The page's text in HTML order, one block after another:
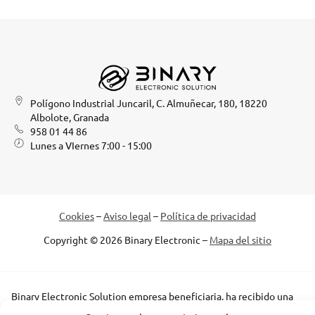
Polígono Industrial Juncaril, C. Almuñecar, 180, 18220
Albolote, Granada
958 01 44 86
Lunes a VIernes 7:00 - 15:00
Cookies–Aviso legal – Política de privacidad
Copyright © 2026 Binary Electronic – Mapa del sitio
Binary Electronic Solution empresa beneficiaria, ha recibido una